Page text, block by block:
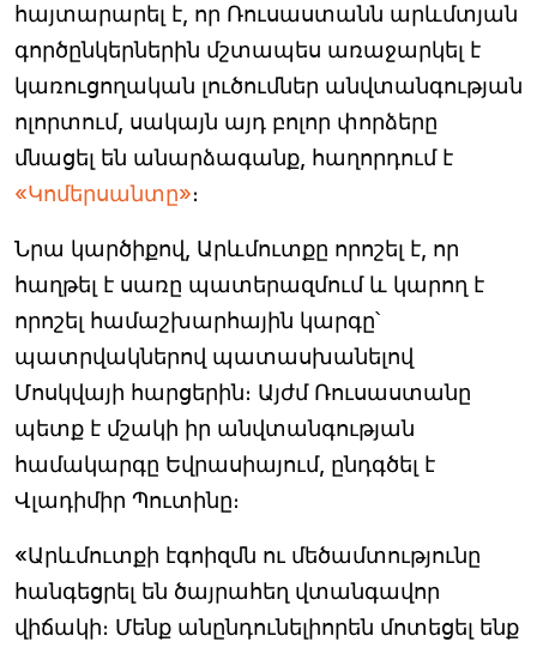
հայտարարել է, որ Ռուսաստանն արևմտյան
գործընկերներին մշտապես առաջարկել է
կառուցողական լուծումներ անվտանգության
ոլորտում, սակայն այդ բոլոր փորձերը
մնացել են անարձագանք, հաղորդում է
«Կոմերսանտը»։
Նրա կարծիքով, Արևմուտքը որոշել է, որ
հաղթել է սառը պատերազմում և կարող է
որոշել համաշխարհային կարգը՝
պատրվակներով պատասխանելով
Մոսկվայի հարցերին։ Այժմ Ռուսաստանը
պետք է մշակի իր անվտանգության
համակարգը Եվրասիայում, ընդգծել է
Վլադիմիր Պուտինը։
«Արևմուտքի էգոիզմն ու մեծամտությունը
հանգեցրել են ծայրահեղ վտանգավոր
վիճակի։ Մենք անընդունելիորեն մոտեցել ենք